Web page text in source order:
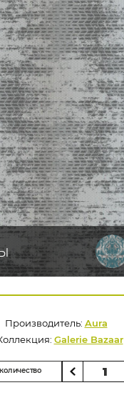
Производитель: Aura
Galerie Bazaar